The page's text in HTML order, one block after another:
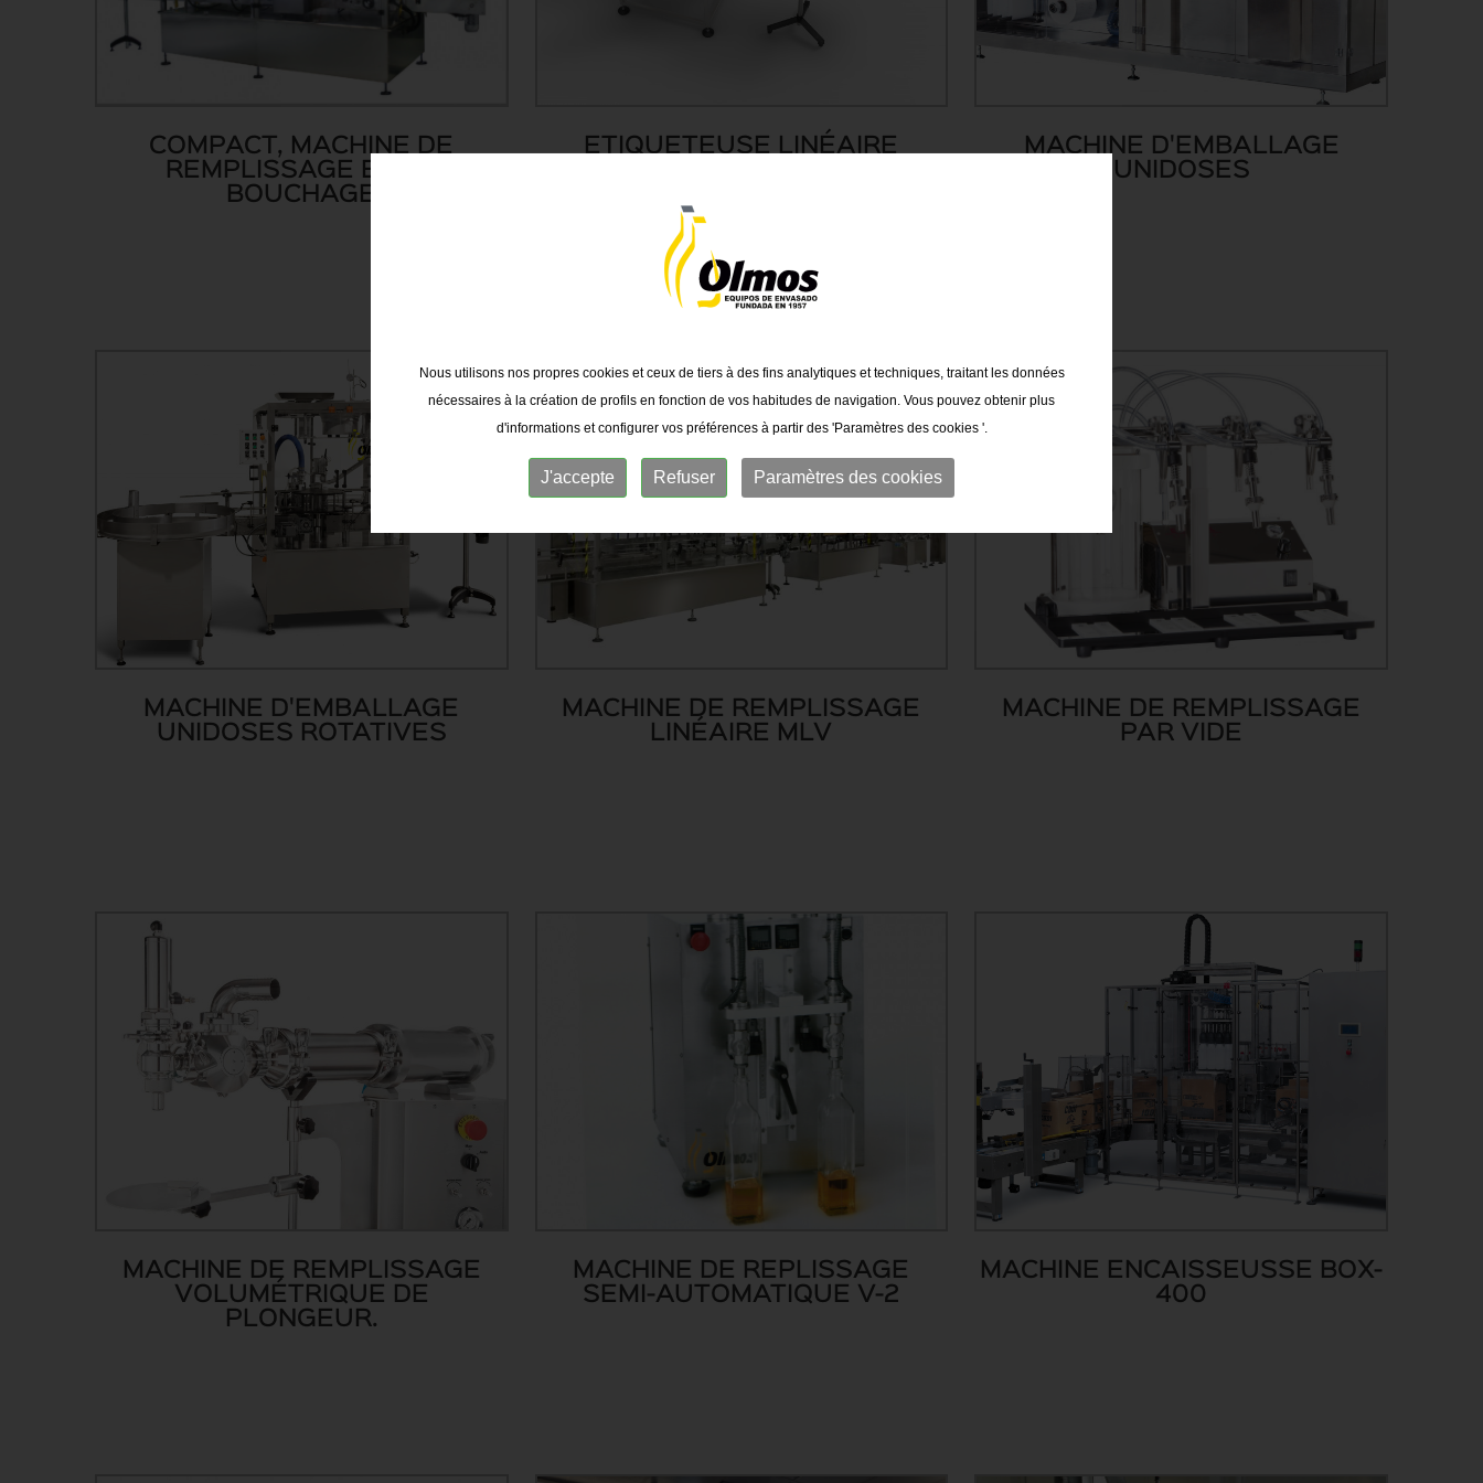
COMPACT, MACHINE DE
REMPLISSAGE ET DE
BOUCHAGE
ETIQUETEUSE LINÉAIRE
MACHINE D'EMBALLAGE
UNIDOSES
MACHINE D'EMBALLAGE
UNIDOSES ROTATIVES
MACHINE DE REMPLISSAGE
LINÉAIRE MLV
MACHINE DE REMPLISSAGE
PAR VIDE
MACHINE DE REMPLISSAGE
VOLUMÉTRIQUE DE
PLONGEUR.
MACHINE DE REPLISSAGE
SEMI-AUTOMATIQUE V-2
MACHINE ENCAISSEUSSE BOX-
400
Nous utilisons nos propres cookies et ceux de tiers à des fins analytiques et techniques, traitant les données
nécessaires à la création de profils en fonction de vos habitudes de navigation. Vous pouvez obtenir plus
d'informations et configurer vos préférences à partir des 'Paramètres des cookies '.
J'accepte Refuser Paramètres des cookies